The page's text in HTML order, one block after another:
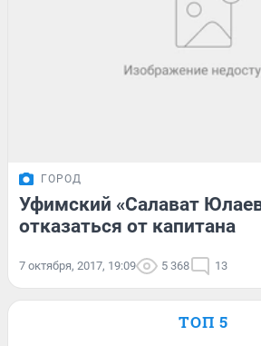
ГОРОД
Уфимский «Салават
отказаться от капитана
7 октября, 2017, 19:09 5 368 13
ТОП 5